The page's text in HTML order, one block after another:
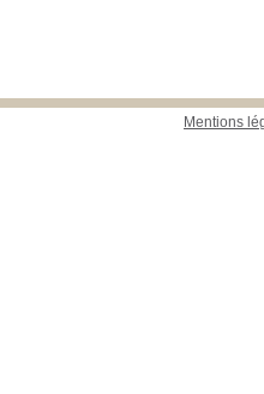
Mentions